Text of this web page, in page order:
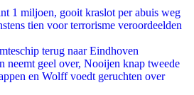
1 miljoen, gooit kraslot per abuis weg
tien voor terrorisme veroordeelden
terug naar Eindhoven
neemt geel over, Nooijen knap tweede
en Wolff voedt geruchten over